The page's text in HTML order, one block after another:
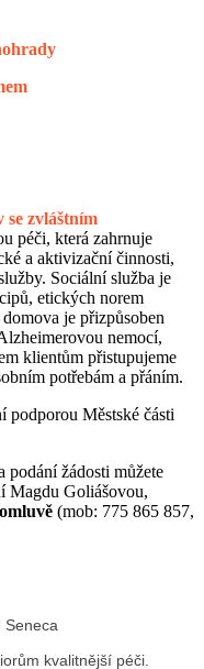
zvláštním
péči, která zahrnuje
a aktivizační činnosti,
Sociální služba je
etických norem
je přizpůsoben
nemocí,
klientům přistupujeme
potřebám a přáním.
podporou Městské části
podání žádosti můžete
Magdu Goliášovou,
(mob: 775 865 857,